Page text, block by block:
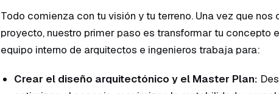
Todo comienza con tu visión y tu terreno. Una vez que
proyecto, nuestro primer paso es transformar tu concepto
equipo interno de arquitectos e ingenieros trabaja para:
Crear el diseño arquitectónico y el Master Plan: